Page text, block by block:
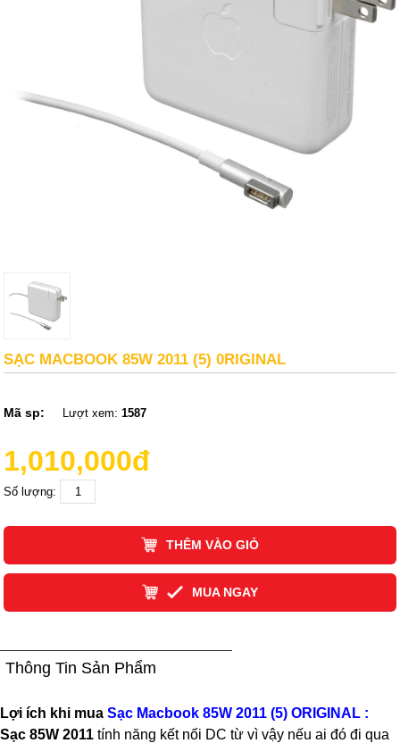
SẠC MACBOOK 85W 2011 (5) 0RIGINAL
Mã sp: Lượt xem:1587
1,010,000đ
Số lượng:
THÊM VÀO GIỎ
MUA NGAY
Thông Tin Sản Phẩm
Lợi ích khi mua Sạc Macbook 85W 2011 (5) ORIGINAL :
Sạc 85W 2011 tính năng kết nối DC từ vì vậy nếu ai đó đi qua